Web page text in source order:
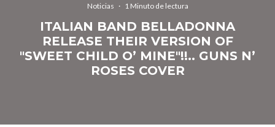
Noticias · 1 Minuto de lectura
ITALIAN BAND BELLADONNA
RELEASE THEIR VERSION OF
"SWEET CHILD O’ MINE"!!.. GUNS N’
ROSES COVER